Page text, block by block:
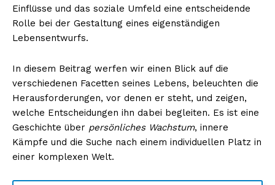
Einflüsse und das soziale Umfeld eine entscheidende
Rolle bei der Gestaltung eines eigenständigen
Lebensentwurfs.
In diesem Beitrag werfen wir einen Blick auf die
verschiedenen Facetten seines Lebens, beleuchten die
Herausforderungen, vor denen er steht, und zeigen,
welche Entscheidungen ihn dabei begleiten. Es ist eine
Geschichte über persönliches Wachstum, innere
Kämpfe und die Suche nach einem individuellen Platz in
einer komplexen Welt.